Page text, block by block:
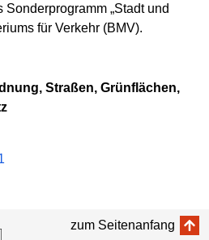
„Stadt und
für Verkehr (BMV).
Straßen, Grünflächen,
zum Seitenanfang